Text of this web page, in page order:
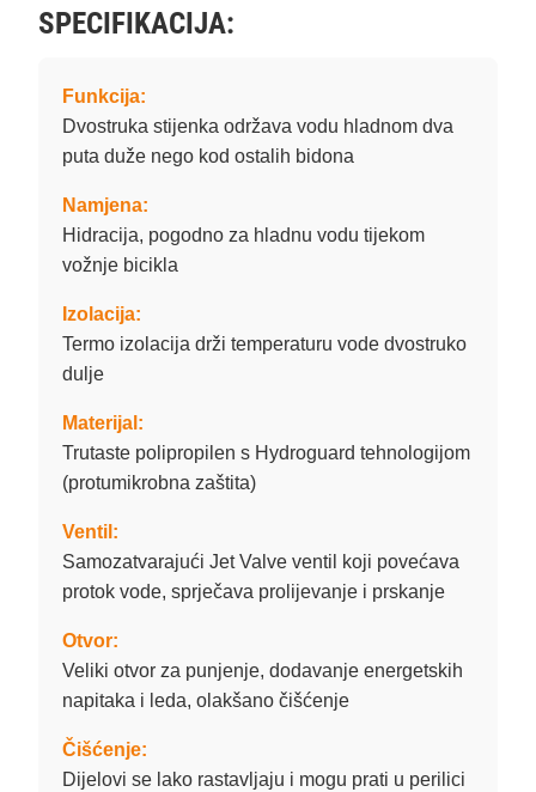
SPECIFIKACIJA:
Funkcija:
Dvostruka stijenka održava vodu hladnom dva
puta duže nego kod ostalih bidona
Namjena:
Hidracija, pogodno za hladnu vodu tijekom
vožnje bicikla
Izolacija:
Termo izolacija drži temperaturu vode dvostruko
dulje
Materijal:
Trutaste polipropilen s Hydroguard tehnologijom
(protumikrobna zaštita)
Ventil:
Samozatvarajući Jet Valve ventil koji povećava
protok vode, sprječava prolijevanje i prskanje
Otvor:
Veliki otvor za punjenje, dodavanje energetskih
napitaka i leda, olakšano čišćenje
Čišćenje:
Dijelovi se lako rastavljaju i mogu prati u perilici